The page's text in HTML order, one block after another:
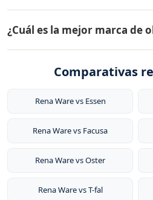
Ware. Permiten cocinar a baja
grasa, conservando nutrientes
compatibles con todo tipo de
inducción y horno) y tienen
1941 en Seattle, Washington.
utensilios de cocina de acero
hogar. Tiene presencia en más
¿Cuál es la mejor marca de
de ollas del mundo por su
agua y sin grasa, y su garantía
al cocinar a baja temperatura
Comparativas
Rena Ware vs Essen
Rena Ware vs Facusa
Rena Ware vs Oster
Rena Ware vs T-fal